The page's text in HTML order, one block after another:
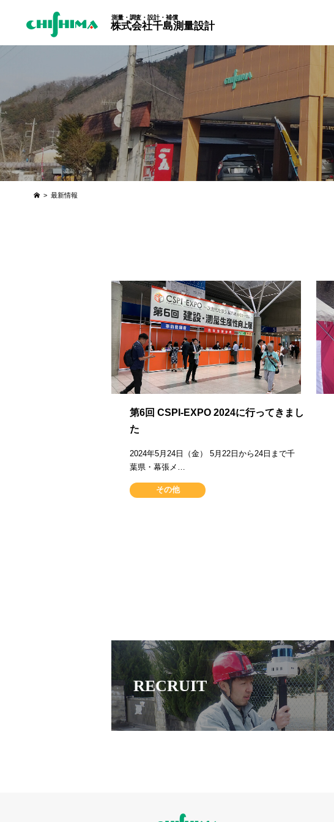
測量・調査・設計・補償
株式会社千島測量設計
> 最新情報
第6回 CSPI-EXPO 2024に行ってきまし
た
2024年5月24日（金） 5月22日から24日まで千
葉県・幕張メ…
その他
RECRUIT